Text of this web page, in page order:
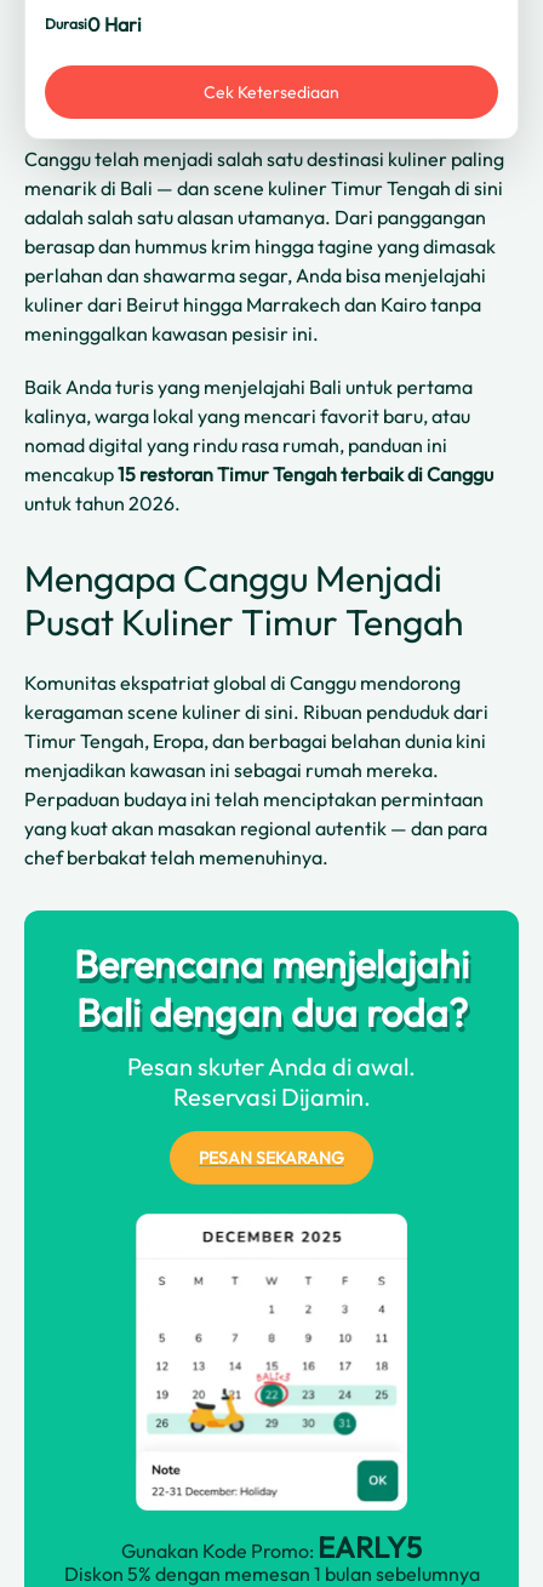
Durasi0 Hari
Cek Ketersediaan
Canggu telah menjadi salah satu destinasi kuliner paling
menarik di Bali — dan scene kuliner Timur Tengah di sini
adalah salah satu alasan utamanya. Dari panggangan
berasap dan hummus krim hingga tagine yang dimasak
perlahan dan shawarma segar, Anda bisa menjelajahi
kuliner dari Beirut hingga Marrakech dan Kairo tanpa
meninggalkan kawasan pesisir ini.
Baik Anda turis yang menjelajahi Bali untuk pertama
kalinya, warga lokal yang mencari favorit baru, atau
nomad digital yang rindu rasa rumah, panduan ini
mencakup15 restoran Timur Tengah terbaik di Canggu
untuk tahun 2026.
Mengapa Canggu Menjadi
Pusat Kuliner Timur Tengah
Komunitas ekspatriat global di Canggu mendorong
keragaman scene kuliner di sini. Ribuan penduduk dari
Timur Tengah, Eropa, dan berbagai belahan dunia kini
menjadikan kawasan ini sebagai rumah mereka.
Perpaduan budaya ini telah menciptakan permintaan
yang kuat akan masakan regional autentik — dan para
chef berbakat telah memenuhinya.
Berencana menjelajahi
Bali dengan dua roda?
Pesan skuter Anda di awal.
Reservasi Dijamin.
PESAN SEKARANG
Gunakan Kode Promo: EARLY5
Diskon 5% dengan memesan 1 bulan sebelumnya